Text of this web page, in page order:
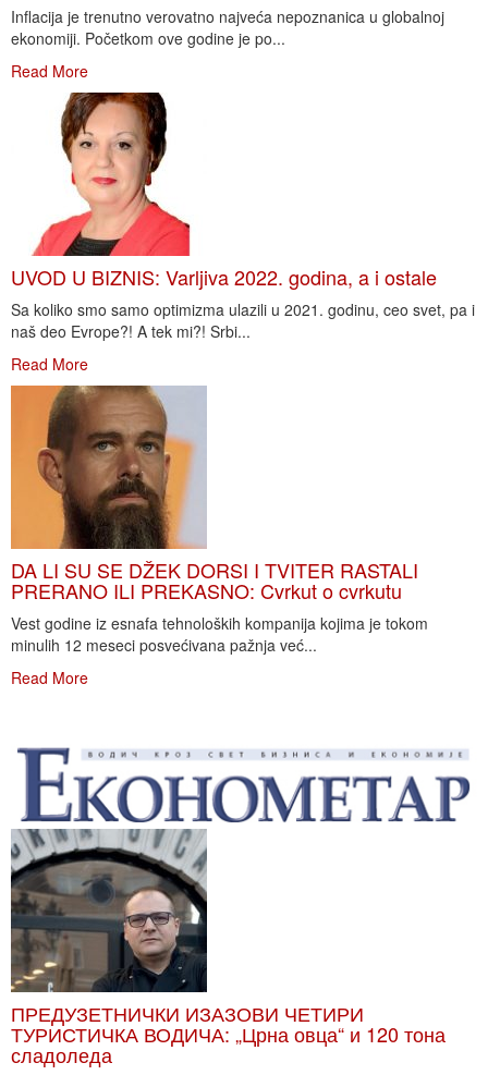
Inflacija je trenutno verovatno najveća nepoznanica u globalnoj
ekonomiji. Početkom ove godine je po...
Read More
UVOD U BIZNIS: Varljiva 2022. godina, a i ostale
Sa koliko smo samo optimizma ulazili u 2021. godinu, ceo svet, pa i
naš deo Evrope?! A tek mi?! Srbi...
Read More
DA LI SU SE DŽEK DORSI I TVITER RASTALI
PRERANO ILI PREKASNO: Cvrkut o cvrkutu
Vest godine iz esnafa tehnoloških kompanija kojima je tokom
minulih 12 meseci posvećivana pažnja već...
Read More
ПРЕДУЗЕТНИЧКИ ИЗАЗОВИ ЧЕТИРИ
ТУРИСТИЧКА ВОДИЧА: „Црна овца“ и 120 тона
сладоледа